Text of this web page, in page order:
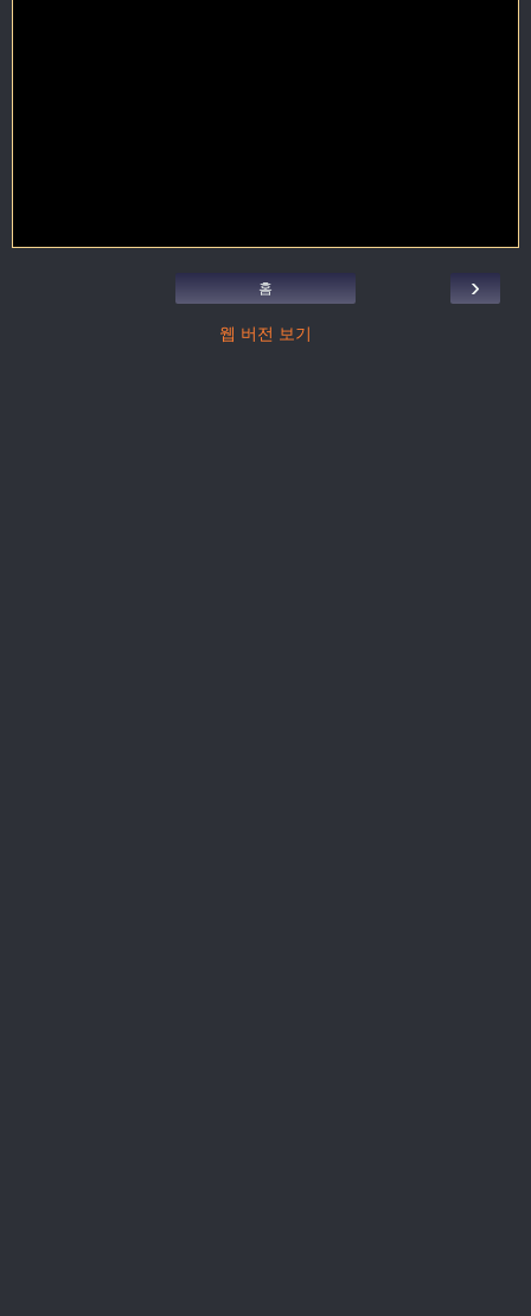
›
홈
웹 버전 보기